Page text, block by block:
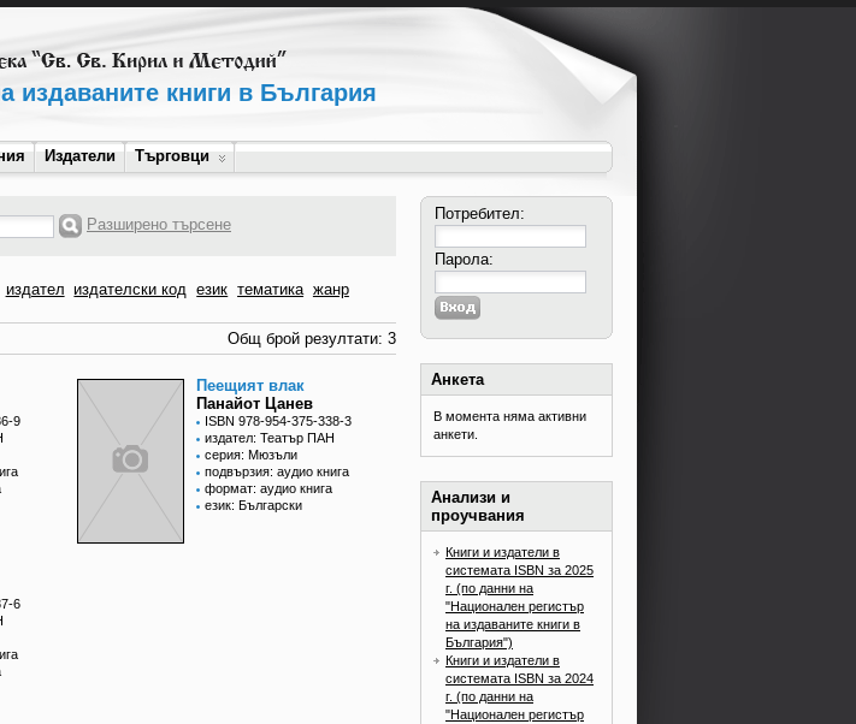
издаваните книги в България
Издатели Търговци
Разширено търсене
издател издателски код език тематика жанр
Общ брой резултати: 3
9
Пеещият влак
Панайот Цанев
ISBN 978-954-375-338-3
издател: Театър ПАН
серия: Мюзъли
подвързия: аудио книга
формат: аудио книга
език: Български
6
Потребител:
Парола:
Анкета
В момента няма активни
анкети.
Анализи и
проучвания
Книги и издатели в
системата ISBN за 2025
г. (по данни на
"Национален регистър
на издаваните книги в
България")
Книги и издатели в
системата ISBN за 2024
г. (по данни на
"Национален регистър